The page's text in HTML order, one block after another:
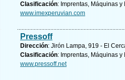
Clasificación: Imprentas, Máquinas y
www.imexperuvian.com
Pressoff
Dirección: Jirón Lampa, 919 - El
Clasificación: Imprentas, Máquinas y
www.pressoff.net